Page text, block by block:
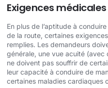
Exigences médicales
En plus de l’aptitude à
de la route, certaines
remplies. Les demandeurs
générale, une vue acuité (avec
ne doivent pas souffrir de
leur capacité à conduire de
certaines maladies cardiaques